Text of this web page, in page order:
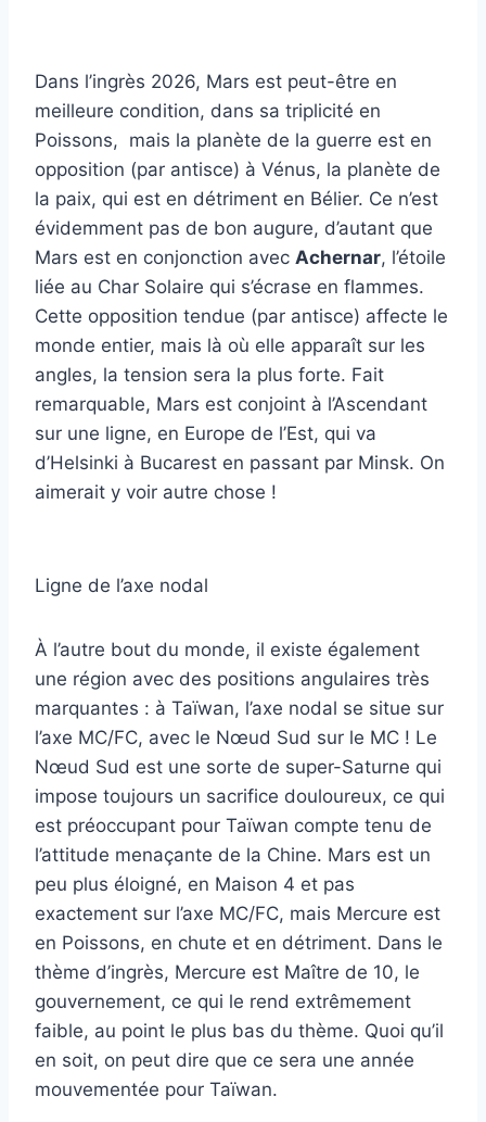
Dans l’ingrès 2026, Mars est peut-être en
meilleure condition, dans sa triplicité en
Poissons, mais la planète de la guerre est en
opposition (par antisce) à Vénus, la planète de
la paix, qui est en détriment en Bélier. Ce n’est
évidemment pas de bon augure, d’autant que
Mars est en conjonction avec Achernar, l’étoile
liée au Char Solaire qui s’écrase en flammes.
Cette opposition tendue (par antisce) affecte le
monde entier, mais là où elle apparaît sur les
angles, la tension sera la plus forte. Fait
remarquable, Mars est conjoint à l’Ascendant
sur une ligne, en Europe de l’Est, qui va
d’Helsinki à Bucarest en passant par Minsk. On
aimerait y voir autre chose !
Ligne de l’axe nodal
À l’autre bout du monde, il existe également
une région avec des positions angulaires très
marquantes : à Taïwan, l’axe nodal se situe sur
l’axe MC/FC, avec le Nœud Sud sur le MC ! Le
Nœud Sud est une sorte de super-Saturne qui
impose toujours un sacrifice douloureux, ce qui
est préoccupant pour Taïwan compte tenu de
l’attitude menaçante de la Chine. Mars est un
peu plus éloigné, en Maison 4 et pas
exactement sur l’axe MC/FC, mais Mercure est
en Poissons, en chute et en détriment. Dans le
thème d’ingrès, Mercure est Maître de 10, le
gouvernement, ce qui le rend extrêmement
faible, au point le plus bas du thème. Quoi qu’il
en soit, on peut dire que ce sera une année
mouvementée pour Taïwan.